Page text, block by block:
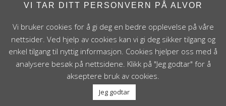
Asker • Norge • post@panthera.no • Tlf: 90 24 55 55 •
Org.nr. NO 995 824 841 MVA Foretaksregisteret
VI TAR DITT PERSONVERN PÅ ALVOR
Vi bruker cookies for å gi deg en bedre opplevelse på våre
nettsider. Ved hjelp av cookies kan vi gi deg sikker tilgang og
enkel tilgang til nyttig informasjon. Cookies hjelper oss med å
analysere besøk på nettsidene. Klikk på "Jeg godtar" for å
akseptere bruk av cookies.
Jeg godtar